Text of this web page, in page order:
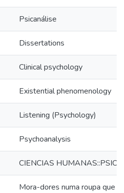
Psicanálise
Dissertations
Clinical psychology
Existential phenomenology
Listening (Psychology)
Psychoanalysis
CIENCIAS
Mora-dores numa roupa que